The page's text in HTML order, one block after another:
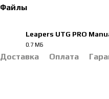
Файлы
Leapers UTG PRO
0.7 МБ
Доставка Оплата